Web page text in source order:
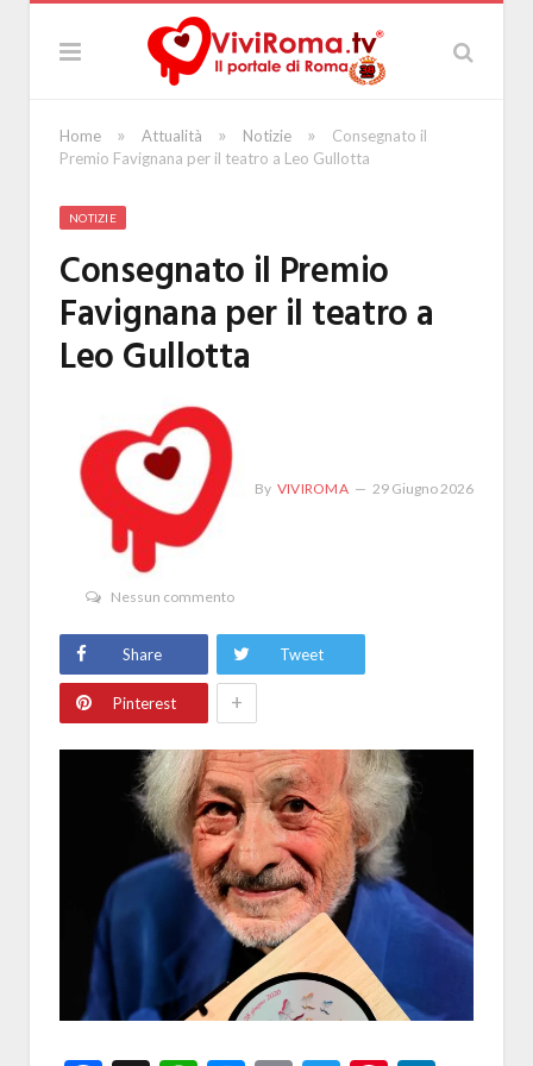
Home » Attualità » Notizie »
Consegnato il
Premio Favignana per il teatro a Leo Gullotta
NOTIZIE
Consegnato il Premio
Favignana per il teatro a
Leo Gullotta
By VIVIROMA 29 Giugno 2026
Nessun commento
Share Tweet
Pinterest +